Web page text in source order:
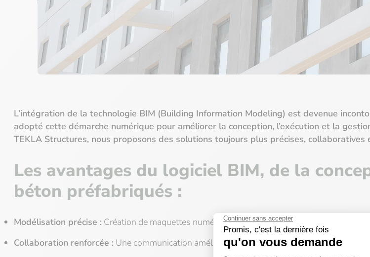
L’intégration de la technologie BIM (Building Information Modeling) est devenue
adopté cette démarche numérique pour améliorer la conception, l’exécution et la
TEKLA Structures, nous proposons des solutions toujours plus précises,
Les avantages du logiciel BIM, de la
béton préfabriqués :
Modélisation précise : Création de maquettes numériques détaillées permettant d’anticiper
Collaboration renforcée : Une communication améliorée entre les équipes internes et